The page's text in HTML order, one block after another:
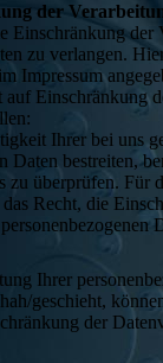
der
Einschränkung der
zu verlangen.
Impressum
auf Einschränkung
Ihrer bei uns
Daten bestreiten,
zu überprüfen. Für
Recht, die
Ihrer
geschieht,
der